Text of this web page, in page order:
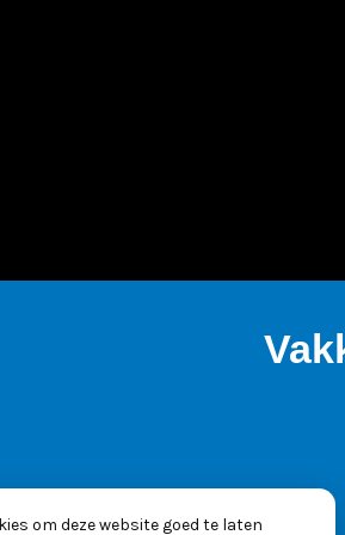
om deze website goed te laten